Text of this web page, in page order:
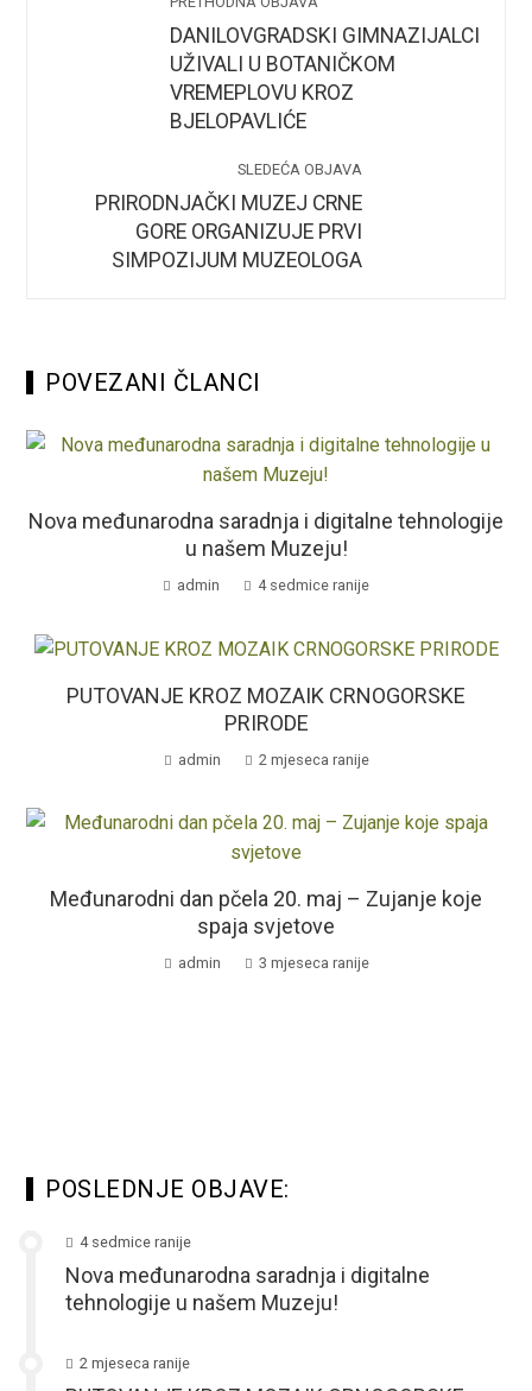
DANILOVGRADSKI GIMNAZIJALCI
UŽIVALI U BOTANIČKOM
VREMEPLOVU KROZ
BJELOPAVLIĆE
SLEDEĆA OBJAVA
PRIRODNJAČKI MUZEJ CRNE
GORE ORGANIZUJE PRVI
SIMPOZIJUM MUZEOLOGA
POVEZANI ČLANCI
Nova međunarodna saradnja i digitalne tehnologije
u našem Muzeju!
admin 4 sedmice ranije
PUTOVANJE KROZ MOZAIK CRNOGORSKE
PRIRODE
admin 2 mjeseca ranije
Međunarodni dan pčela 20. maj – Zujanje koje
spaja svjetove
admin 3 mjeseca ranije
POSLEDNJE OBJAVE:
4 sedmice ranije
Nova međunarodna saradnja i digitalne
tehnologije u našem Muzeju!
2 mjeseca ranije